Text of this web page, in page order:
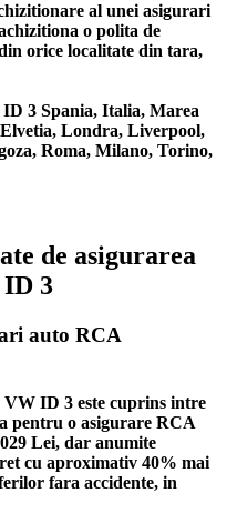
al unei asigurari
o polita de
orice localitate din tara,
3 Spania, Italia, Marea
Londra, Liverpool,
Roma, Milano, Torino,
de asigurarea
ID 3
auto RCA
ID 3 este cuprins intre
pentru o asigurare RCA
Lei, dar anumite
cu aproximativ 40% mai
fara accidente, in